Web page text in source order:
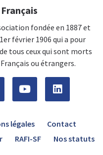
fondée en 1887 et
février 1906 qui a pour
tous ceux qui sont morts
ou étrangers.
légales
Contact
RAFI-SF Nos statuts